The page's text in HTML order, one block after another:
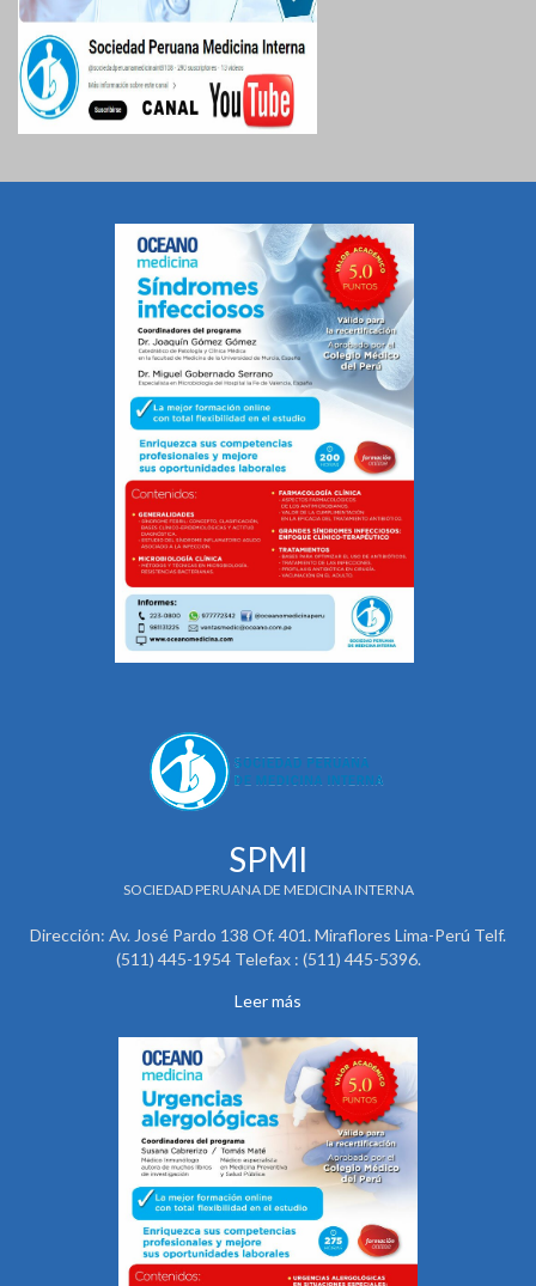
SPMI
SOCIEDAD PERUANA DE MEDICINA INTERNA
Dirección: Av. José Pardo 138 Of. 401. Miraflores Lima-Perú Telf.
(511) 445-1954 Telefax : (511) 445-5396.
Leer más